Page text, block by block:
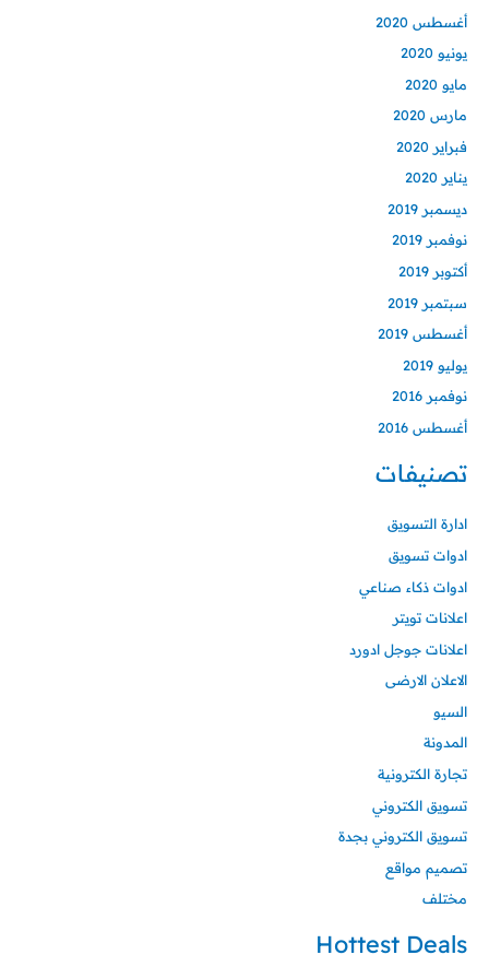
أغسطس 2020
يونيو 2020
مايو 2020
مارس 2020
فبراير 2020
يناير 2020
ديسمبر 2019
نوفمبر 2019
أكتوبر 2019
سبتمبر 2019
أغسطس 2019
يوليو 2019
نوفمبر 2016
أغسطس 2016
تصنيفات
ادارة التسويق
ادوات تسويق
ادوات ذكاء صناعي
اعلانات تويتر
اعلانات جوجل ادورد
الاعلان الارضى
السيو
المدونة
تجارة الكترونية
تسويق الكتروني
تسويق الكتروني بجدة
تصميم مواقع
مختلف
Hottest Deals